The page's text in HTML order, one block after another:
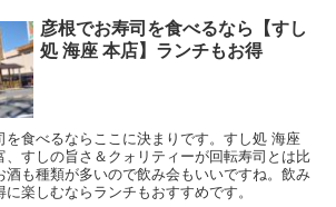
彦根でお寿司を食べるなら【すし
処 海座 本店】ランチもお得
を食べるならここに決まりです。すし処 海座
、すしの旨さ＆クォリティーが回転寿司とは比
酒も種類が多いので飲み会もいいですね。飲み
楽しむならランチもおすすめです。